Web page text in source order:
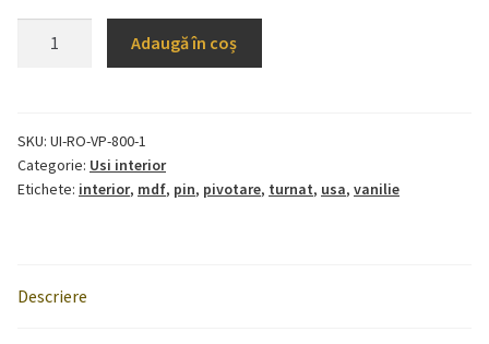
-
vanilie
plina
Adaugă în coș
SKU: UI-RO-VP-800-1
Categorie: Usi interior
Etichete: interior, mdf, pin, pivotare, turnat, usa, vanilie
Descriere